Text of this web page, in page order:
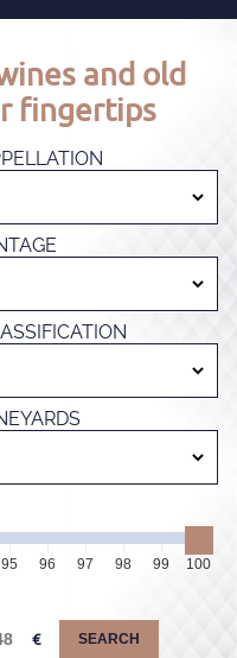
and old
fingertips
95 96 97 98 99 100
SEARCH